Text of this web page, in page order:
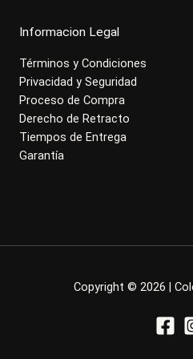
Informacion Legal
Términos y Condiciones
Privacidad y Seguridad
Proceso de Compra
Derecho de Retracto
Tiempos de Entrega
Garantía
Copyright © 2026 |